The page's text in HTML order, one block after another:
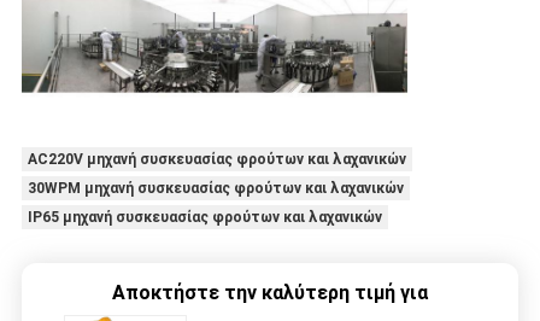
AC220V μηχανή συσκευασίας φρούτων και λαχανικών
30WPM μηχανή συσκευασίας φρούτων και λαχανικών
IP65 μηχανή συσκευασίας φρούτων και λαχανικών
Αποκτήστε την καλύτερη τιμή για